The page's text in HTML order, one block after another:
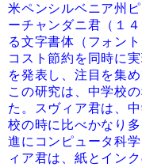
米ペンシルベニア州
ーチャンダニ君（１
る文字書体（フォン
コスト節約を同時に
を発表し、注目を集め
この研究は、中学校
た。スヴィア君は、
校の時に比べかなり
進にコンピュータ科
ィア君は、紙とイン